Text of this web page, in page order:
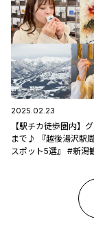
2025.02.23
【駅チカ徒歩圏内】
まで♪ 『越後湯沢駅
スポット5選』 #新潟